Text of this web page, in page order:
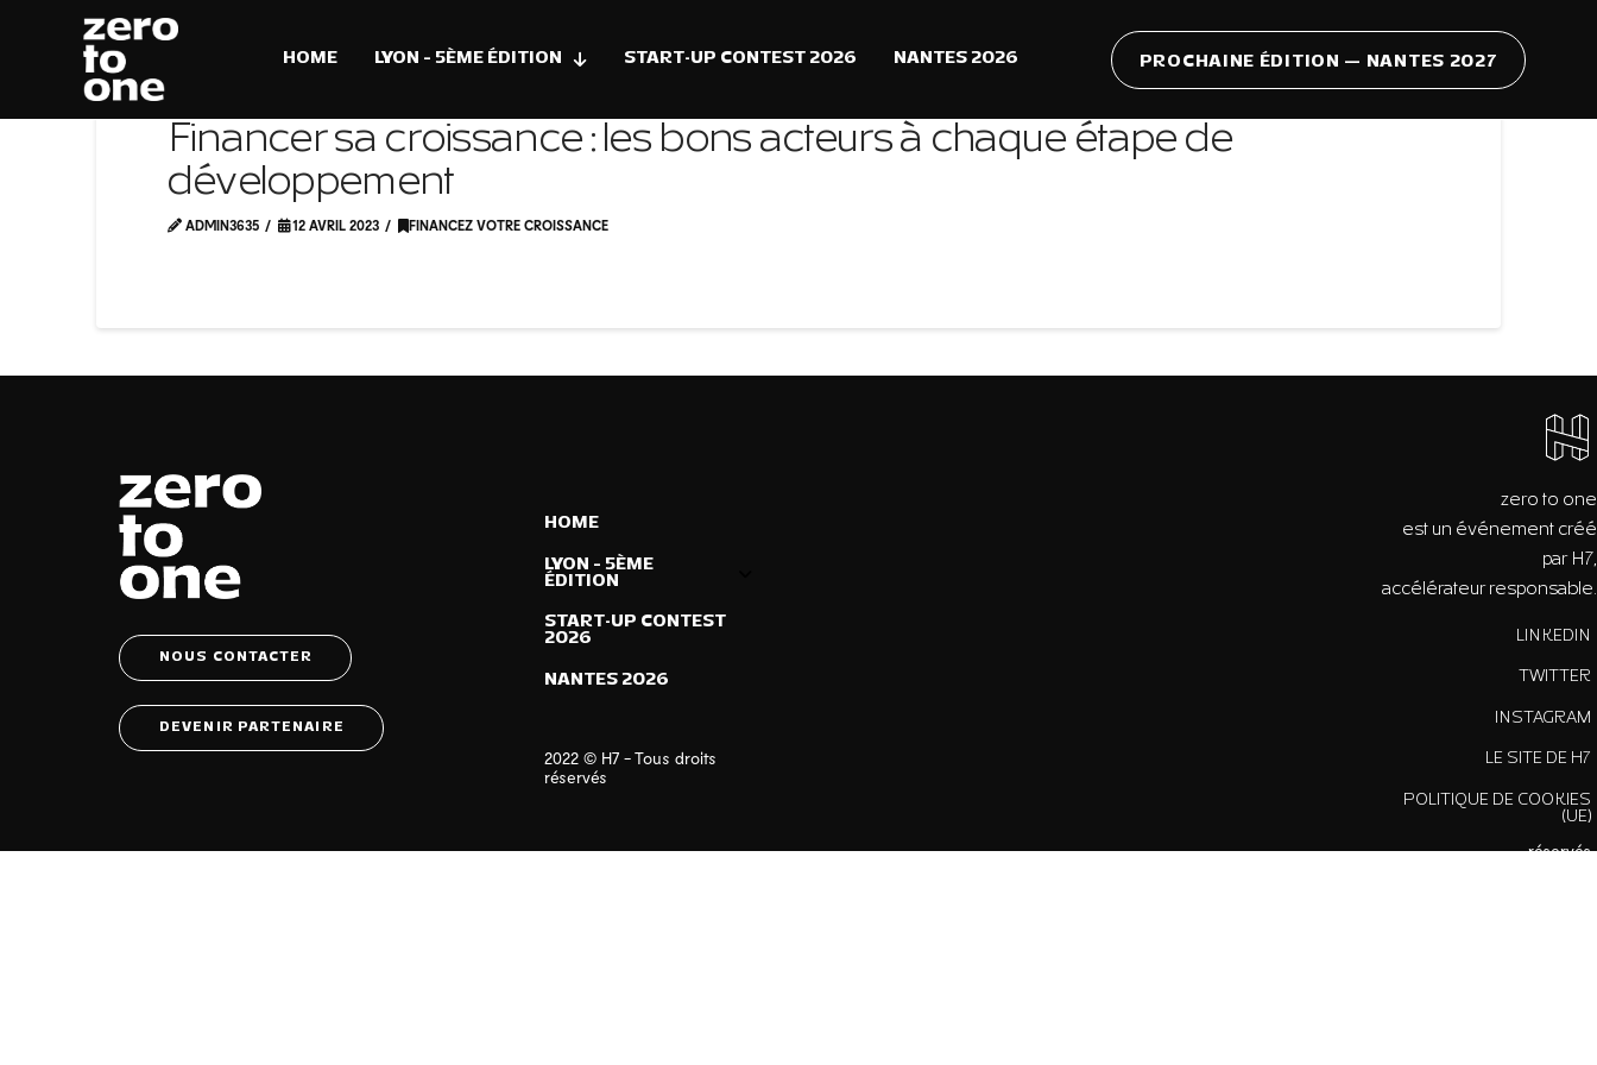
HOME LYON – 5ÈME ÉDITION START-UP CONTEST 2026 NANTES 2026 PROCHAINE ÉDITION — NANTES 2027
Financer sa croissance : les bons acteurs à chaque étape de
développement
ADMIN3635 12 AVRIL 2023 FINANCEZ VOTRE CROISSANCE
NOUS CONTACTER
DEVENIR PARTENAIRE
HOME
LYON – 5ÈME
ÉDITION
START-UP CONTEST
2026
NANTES 2026
2022 © H7 - Tous droits
réservés
zero to one
est un événement créé
par H7,
accélérateur responsable.
LINKEDIN
TWITTER
INSTAGRAM
LE SITE DE H7
POLITIQUE DE COOKIES
(UE)
réservés